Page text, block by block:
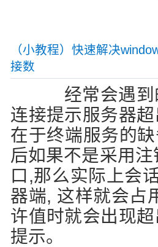
（小教程）快速解决
接数
经常会遇到
连接提示服务器
在于终端服务的
后如果不是采用
口,那么实际上会
器端, 这样就会占
许值时就会出现
提示。